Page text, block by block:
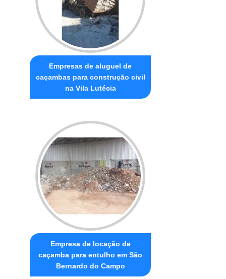
Empresas de aluguel de
caçambas para construção civil
na Vila Lutécia
Empresa de locação de
caçamba para entulho em São
Bernardo do Campo